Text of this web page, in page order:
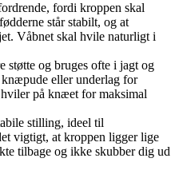
fordi kroppen skal
står stabilt, og at
Våbnet skal hvile naturligt i
støtte og bruges ofte i jagt og
eller underlag for
på knæet for maksimal
stilling, ideel til
vigtigt, at kroppen ligger lige
tilbage og ikke skubber dig ud